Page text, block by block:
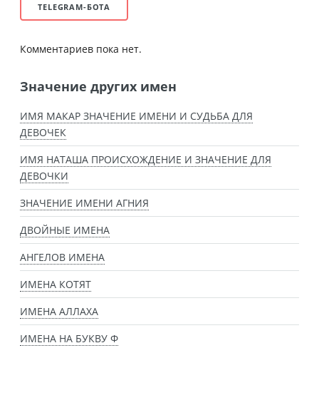
TELEGRAM-БОТА
Комментариев пока нет.
Значение других имен
ИМЯ МАКАР ЗНАЧЕНИЕ ИМЕНИ И СУДЬБА ДЛЯ
ДЕВОЧЕК
ИМЯ НАТАША ПРОИСХОЖДЕНИЕ И ЗНАЧЕНИЕ ДЛЯ
ДЕВОЧКИ
ЗНАЧЕНИЕ ИМЕНИ АГНИЯ
ДВОЙНЫЕ ИМЕНА
АНГЕЛОВ ИМЕНА
ИМЕНА КОТЯТ
ИМЕНА АЛЛАХА
ИМЕНА НА БУКВУ Ф